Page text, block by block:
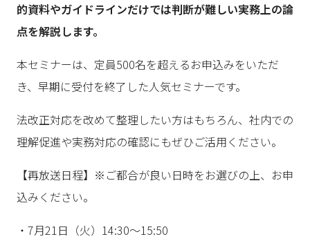
的資料やガイドラインだけでは判断が難しい実務上の論
点を解説します。
本セミナーは、定員500名を超えるお申込みをいただ
き、早期に受付を終了した人気セミナーです。
法改正対応を改めて整理したい方はもちろん、社内での
理解促進や実務対応の確認にもぜひご活用ください。
【再放送日程】※ご都合が良い日時をお選びの上、お申
込みください。
・7月21日（火）14:30～15:50